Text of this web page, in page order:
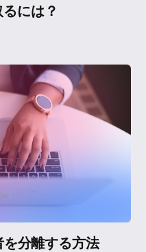
には？
分離する方法